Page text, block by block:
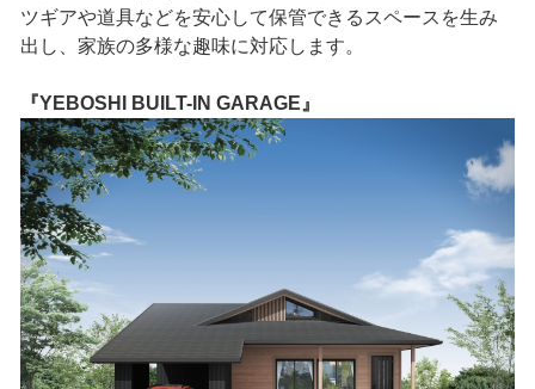
ツギアや道具などを安心して保管できるスペースを生み
出し、家族の多様な趣味に対応します。
『YEBOSHI BUILT-IN GARAGE』